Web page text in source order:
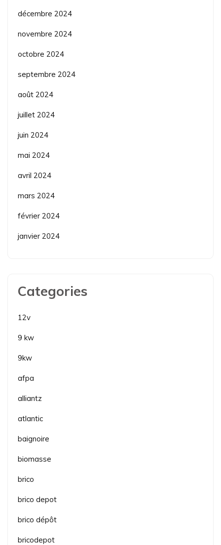
décembre 2024
novembre 2024
octobre 2024
septembre 2024
août 2024
juillet 2024
juin 2024
mai 2024
avril 2024
mars 2024
février 2024
janvier 2024
Categories
12v
9 kw
9kw
afpa
alliantz
atlantic
baignoire
biomasse
brico
brico depot
brico dépôt
bricodepot